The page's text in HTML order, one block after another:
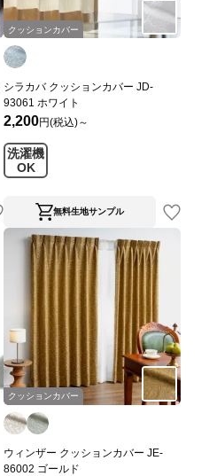
クッションカバー
シラカバ クッションカバー JD-
93061 ホワイト
2,200円(税込)～
洗濯機
OK
無料生地サンプル
クッションカバー
ウィンザー クッションカバー JE-
86002 ゴールド